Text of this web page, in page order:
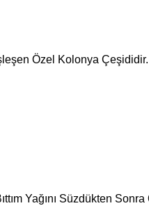
Özel Kolonya Çeşididir.
Yağını Süzdükten